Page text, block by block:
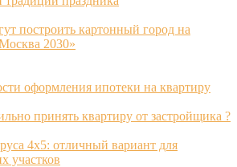
построить картонный город на
2030»
оформления ипотеки на квартиру
принять квартиру от застройщика ?
4х5: отличный вариант для
участков